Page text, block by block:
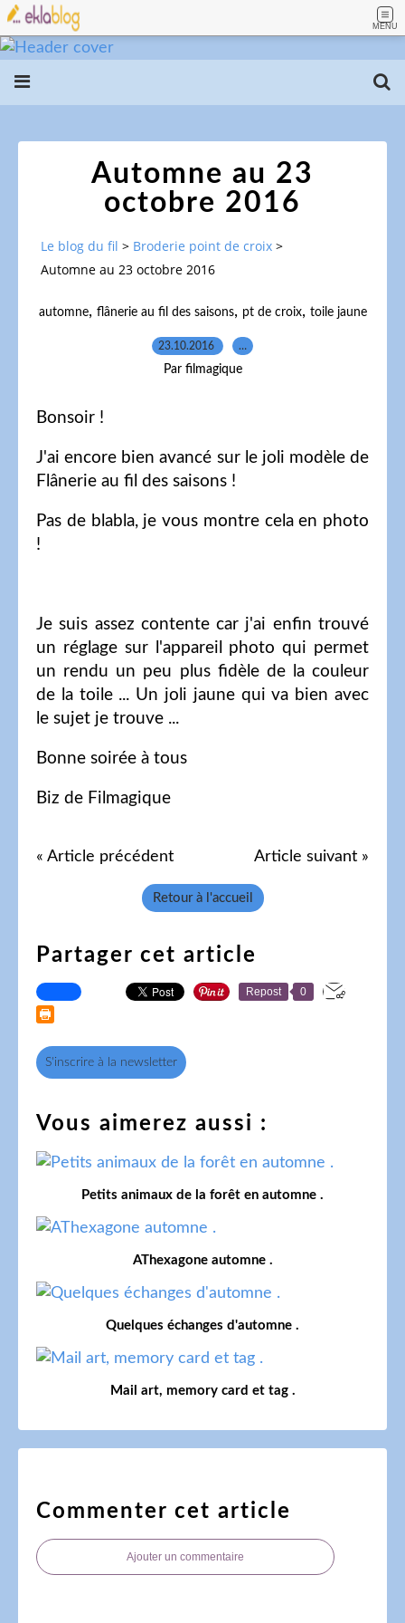
MENU
Automne au 23
octobre 2016
Le blog du fil > Broderie point de croix >
Automne au 23 octobre 2016
automne, flânerie au fil des saisons, pt de croix, toile jaune
23.10.2016 …
Par filmagique
Bonsoir !
J'ai encore bien avancé sur le joli modèle de
Flânerie au fil des saisons !
Pas de blabla, je vous montre cela en photo
!
Je suis assez contente car j'ai enfin trouvé
un réglage sur l'appareil photo qui permet
un rendu un peu plus fidèle de la couleur
de la toile ... Un joli jaune qui va bien avec
le sujet je trouve ...
Bonne soirée à tous
Biz de Filmagique
« Article précédent Article suivant »
Retour à l'accueil
Partager cet article
Repost 0
S'inscrire à la newsletter
Vous aimerez aussi :
Petits animaux de la forêt en automne .
AThexagone automne .
Quelques échanges d'automne .
Mail art, memory card et tag .
Commenter cet article
Ajouter un commentaire